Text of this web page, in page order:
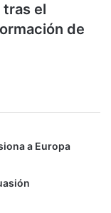
el
de
a Europa